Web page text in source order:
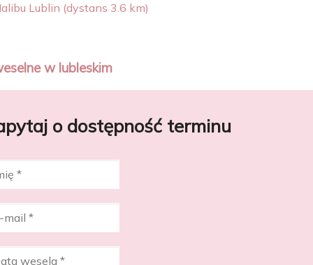
Lublin (dystans 3.6 km)
w lubleskim
o dostępność terminu